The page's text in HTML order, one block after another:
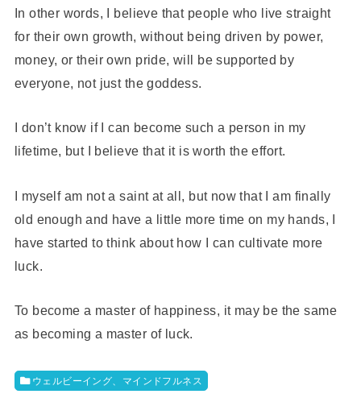
In other words, I believe that people who live straight
for their own growth, without being driven by power,
money, or their own pride, will be supported by
everyone, not just the goddess.
I don’t know if I can become such a person in my
lifetime, but I believe that it is worth the effort.
I myself am not a saint at all, but now that I am finally
old enough and have a little more time on my hands, I
have started to think about how I can cultivate more
luck.
To become a master of happiness, it may be the same
as becoming a master of luck.
ウェルビーイング、マインドフルネス